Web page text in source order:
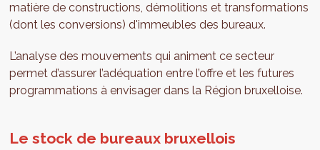
matière de constructions, démolitions et transformations
(dont les conversions) d'immeubles des bureaux.
L’analyse des mouvements qui animent ce secteur
permet d’assurer l’adéquation entre l’offre et les futures
programmations à envisager dans la Région bruxelloise.
Le stock de bureaux bruxellois